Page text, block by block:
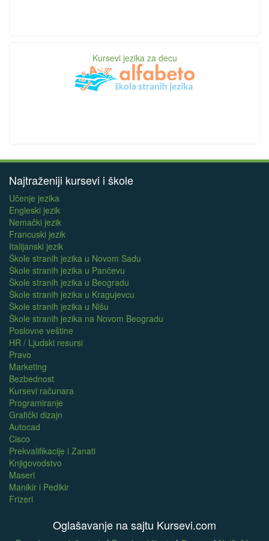
Kursevi jezika za decu
Najtraženiji kursevi i škole
Učenje jezika
Engleski jezik
Nemački jezik
Francuski jezik
Italijanski jezik
Škole stranih jezika u Novom Sadu
Škole stranih jezika u Pančevu
Škole stranih jezika u Beogradu
Škole stranih jezika u Kragujevcu
Škole stranih jezika u Nišu
Škole stranih jezika na Novom Beogradu
Poslovne veštine
HR / Ljudski resursi
Pravo
Marketing
Bezbednost
Kursevi računara
Programiranje
Grafički dizajn
Autocad
Cisco
Prekvalifikacije i Zanati
Knjigovodstvo
Maseri
Manikir i Pedikir
Frizeri
Oglašavanje na sajtu Kursevi.com